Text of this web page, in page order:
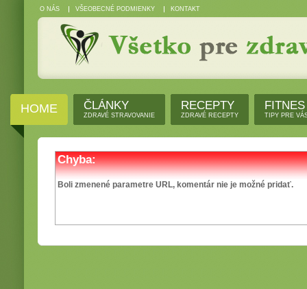
O NÁS VŠEOBECNÉ PODMIENKY KONTAKT
HOME ČLÁNKY
ZDRAVÉ STRAVOVANIE
RECEPTY
ZDRAVÉ RECEPTY
FITNES
TIPY PRE
Chyba:
Boli zmenené parametre URL, komentár nie je možné pridať.